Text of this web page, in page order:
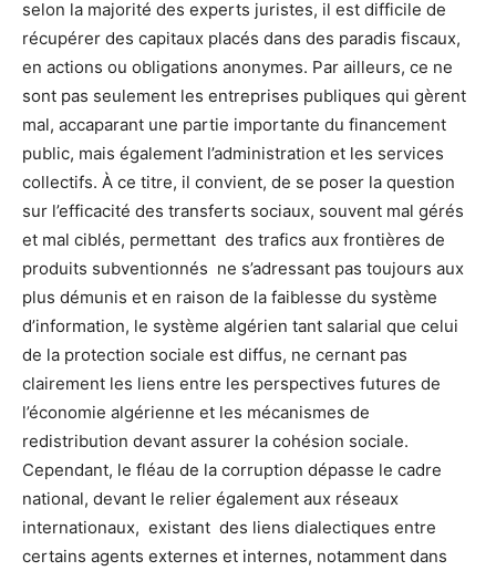
selon la majorité des experts juristes, il est difficile de
récupérer des capitaux placés dans des paradis fiscaux,
en actions ou obligations anonymes. Par ailleurs, ce ne
sont pas seulement les entreprises publiques qui gèrent
mal, accaparant une partie importante du financement
public, mais également l’administration et les services
collectifs. À ce titre, il convient, de se poser la question
sur l’efficacité des transferts sociaux, souvent mal gérés
et mal ciblés, permettant des trafics aux frontières de
produits subventionnés ne s’adressant pas toujours aux
plus démunis et en raison de la faiblesse du système
d’information, le système algérien tant salarial que celui
de la protection sociale est diffus, ne cernant pas
clairement les liens entre les perspectives futures de
l’économie algérienne et les mécanismes de
redistribution devant assurer la cohésion sociale.
Cependant, le fléau de la corruption dépasse le cadre
national, devant le relier également aux réseaux
internationaux, existant des liens dialectiques entre
certains agents externes et internes, notamment dans